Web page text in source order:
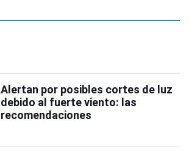
Alertan por posibles cortes de luz
debido al fuerte viento: las
recomendaciones